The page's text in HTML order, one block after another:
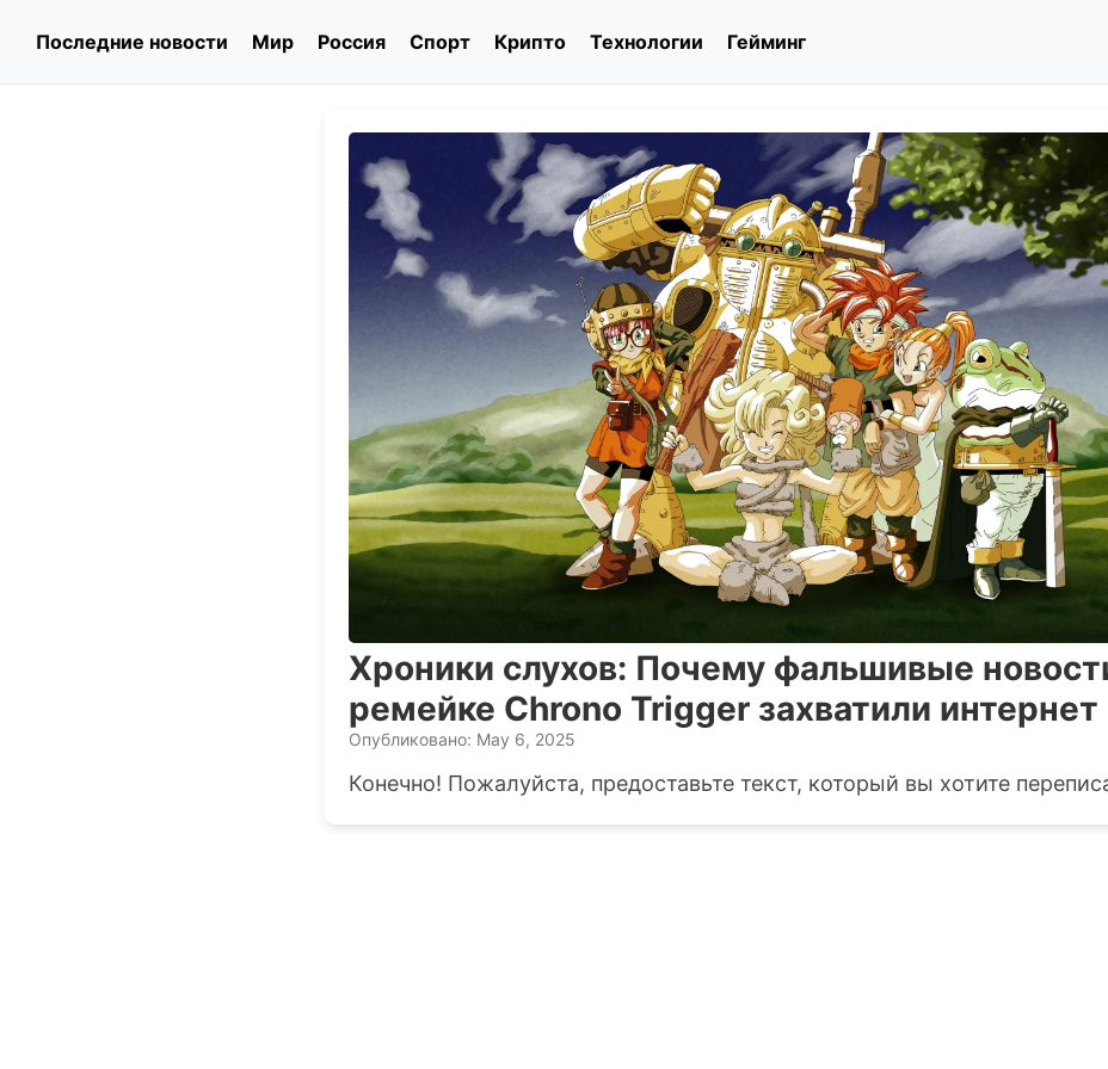
Последние новости Мир Россия Спорт Крипто Технологии Гейминг
Хроники слухов: Почему фальшивые
ремейке Chrono Trigger захватили интернет
Опубликовано: May 6, 2025
Конечно! Пожалуйста, предоставьте текст, который вы хотите